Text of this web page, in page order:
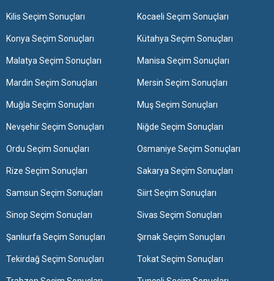
Kilis Seçim Sonuçları Kocaeli Seçim Sonuçları
Konya Seçim Sonuçları Kütahya Seçim Sonuçları
Malatya Seçim Sonuçları Manisa Seçim Sonuçları
Mardin Seçim Sonuçları Mersin Seçim Sonuçları
Muğla Seçim Sonuçları Muş Seçim Sonuçları
Nevşehir Seçim Sonuçları Niğde Seçim Sonuçları
Ordu Seçim Sonuçları Osmaniye Seçim Sonuçları
Rize Seçim Sonuçları Sakarya Seçim Sonuçları
Samsun Seçim Sonuçları Siirt Seçim Sonuçları
Sinop Seçim Sonuçları Sivas Seçim Sonuçları
Şanlıurfa Seçim Sonuçları Şırnak Seçim Sonuçları
Tekirdağ Seçim Sonuçları Tokat Seçim Sonuçları